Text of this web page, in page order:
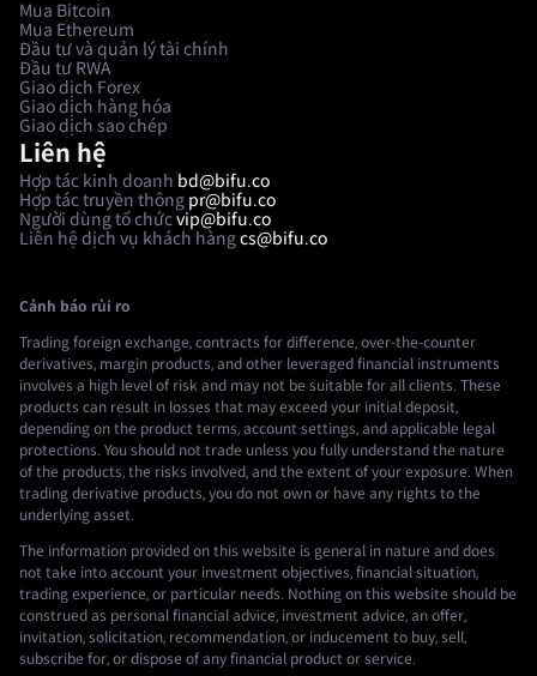
Mua Bitcoin
Mua Ethereum
Đầu tư và quản lý tài chính
Đầu tư RWA
Giao dịch Forex
Giao dịch hàng hóa
Giao dịch sao chép
Liên hệ
Hợp tác kinh doanh bd@bifu.co
Hợp tác truyền thông pr@bifu.co
Người dùng tổ chứcvip@bifu.co
Liên hệ dịch vụ khách hàngcs@bifu.co
Cảnh báo rủi ro
Trading foreign exchange, contracts for difference, over-the-counter
derivatives, margin products, and other leveraged financial instruments
involves a high level of risk and may not be suitable for all clients. These
products can result in losses that may exceed your initial deposit,
depending on the product terms, account settings, and applicable legal
protections. You should not trade unless you fully understand the nature
of the products, the risks involved, and the extent of your exposure. When
trading derivative products, you do not own or have any rights to the
underlying asset.
The information provided on this website is general in nature and does
not take into account your investment objectives, financial situation,
trading experience, or particular needs. Nothing on this website should be
construed as personal financial advice, investment advice, an offer,
invitation, solicitation, recommendation, or inducement to buy, sell,
subscribe for, or dispose of any financial product or service.